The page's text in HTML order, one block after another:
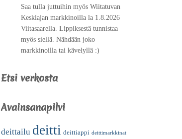
Saa tulla juttuihin myös Wiitatuvan
Keskiajan markkinoilla la 1.8.2026
Viitasaarella. Lippiksestä tunnistaa
myös siellä. Nähdään joko
markkinoilla tai kävelyllä :)
Etsi verkosta
Avainsanapilvi
deittailu deitti deittiappi deittimarkkinat